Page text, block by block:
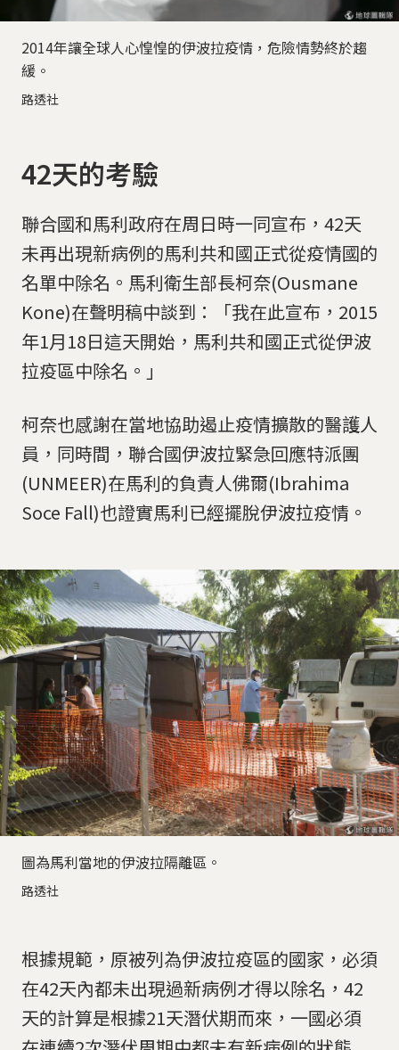
2014年讓全球人心惶惶的伊波拉疫情，危險情勢終於趨
緩。
路透社
42天的考驗
聯合國和馬利政府在周日時一同宣布，42天
未再出現新病例的馬利共和國正式從疫情國的
名單中除名。馬利衛生部長柯奈(Ousmane
Kone)在聲明稿中談到：「我在此宣布，2015
年1月18日這天開始，馬利共和國正式從伊波
拉疫區中除名。」
柯奈也感謝在當地協助遏止疫情擴散的醫護人
員，同時間，聯合國伊波拉緊急回應特派團
(UNMEER)在馬利的負責人佛爾(Ibrahima
Soce Fall)也證實馬利已經擺脫伊波拉疫情。
圖為馬利當地的伊波拉隔離區。
路透社
根據規範，原被列為伊波拉疫區的國家，必須
在42天內都未出現過新病例才得以除名，42
天的計算是根據21天潛伏期而來，一國必須